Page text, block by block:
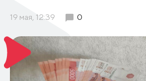
19 мая, 12:39 0